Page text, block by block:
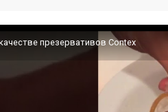
презервативов Contex